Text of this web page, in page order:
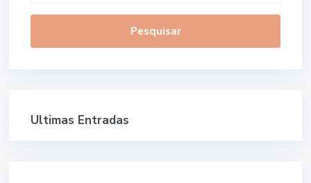
Pesquisar
Ultimas Entradas